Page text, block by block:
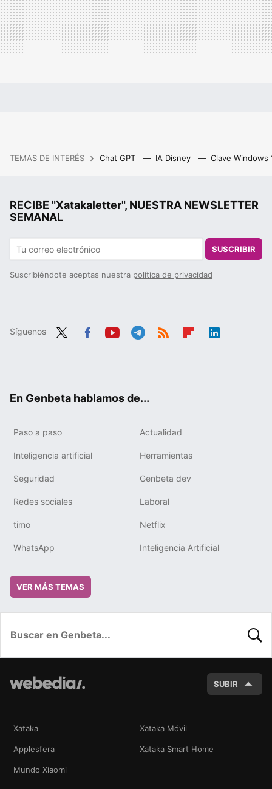
TEMAS DE INTERÉS Chat GPT IA Disney Clave Windows
RECIBE "Xatakaletter", NUESTRA NEWSLETTER
SEMANAL
SUSCRIBIR
Suscribiéndote aceptas nuestra política de privacidad
Síguenos
En Genbeta hablamos de...
Paso a paso Actualidad
Inteligencia artificial Herramientas
Seguridad Genbeta dev
Redes sociales Laboral
timo Netflix
WhatsApp Inteligencia Artificial
VER MÁS TEMAS
SUBIR
Xataka Xataka Móvil
Applesfera Xataka Smart Home
Mundo Xiaomi